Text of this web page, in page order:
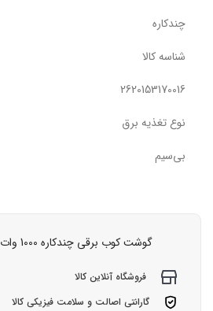
چندکاره
شناسه کالا
2620153170016
نوع تغذیه برق
بی‌سیم
گوشت کوب برقی چندکاره 1000 وات هومر مدل Hu-50
فروشگاه آنلاین کالا
گارانتی اصالت و سلامت فیزیکی کالا